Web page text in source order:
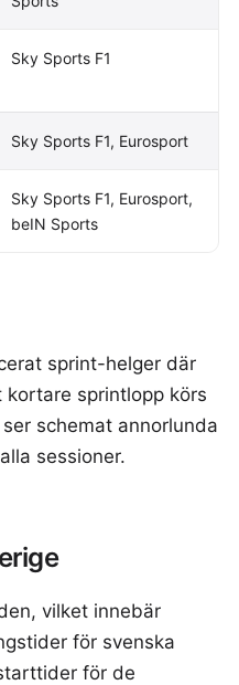
Sky Sports F1
Sky Sports F1, Eurosport
Sky Sports F1, Eurosport,
beIN Sports
sprint-helger där
sprintlopp körs
schemat annorlunda
sessioner.
vilket innebär
för svenska
för de